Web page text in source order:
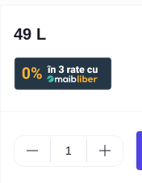
49 L